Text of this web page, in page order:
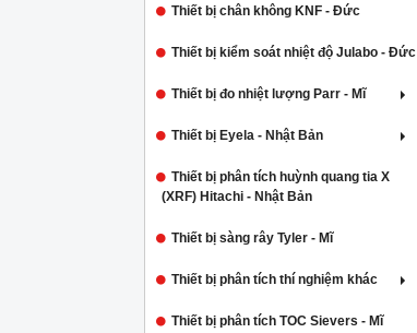
Thiết bị chân không KNF - Đức
Thiết bị kiểm soát nhiệt độ Julabo - Đức
Thiết bị đo nhiệt lượng Parr - Mĩ
Thiết bị Eyela - Nhật Bản
Thiết bị phân tích huỳnh quang tia X
(XRF) Hitachi - Nhật Bản
Thiết bị sàng rây Tyler - Mĩ
Thiết bị phân tích thí nghiệm khác
Thiết bị phân tích TOC Sievers - Mĩ